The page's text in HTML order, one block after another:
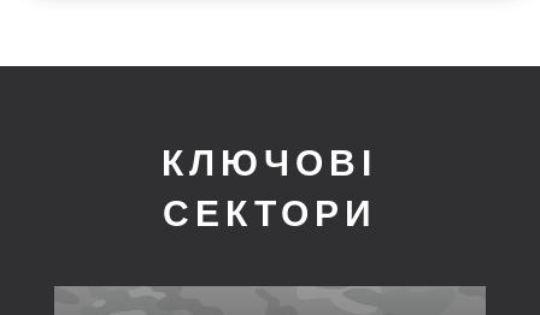
КЛЮЧОВІ
СЕКТОРИ